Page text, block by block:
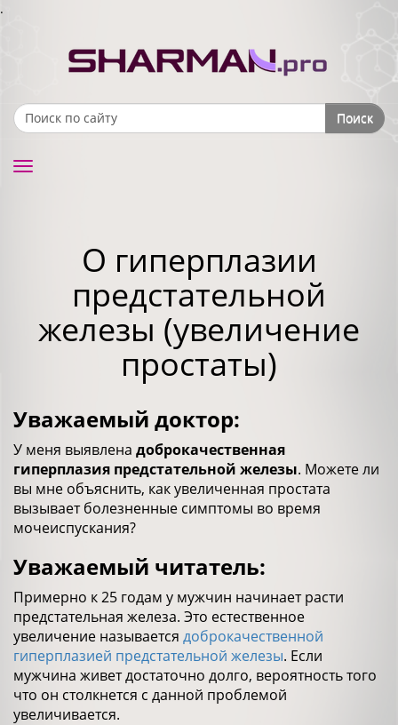
.
Search form Поиск
Toggle
О гиперплазии
предстательной
железы (увеличение
простаты)
Уважаемый доктор:
У меня выявлена доброкачественная
гиперплазия предстательной железы. Можете ли
вы мне объяснить, как увеличенная простата
вызывает болезненные симптомы во время
мочеиспускания?
Уважаемый читатель:
Примерно к 25 годам у мужчин начинает расти
предстательная железа. Это естественное
увеличение называется доброкачественной
гиперплазией предстательной железы. Если
мужчина живет достаточно долго, вероятность того
что он столкнется с данной проблемой
увеличивается.